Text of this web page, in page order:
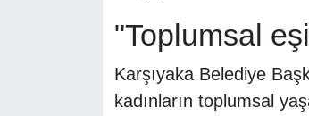
"Toplumsal
Karşıyaka Belediye
kadınların toplumsal